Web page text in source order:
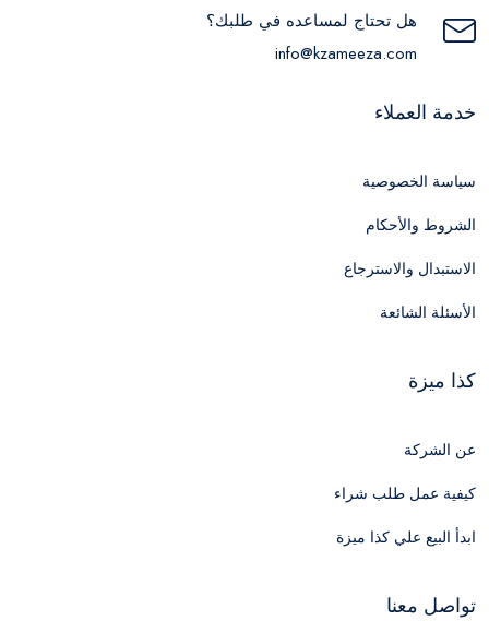
هل تحتاج لمساعده في طلبك؟
info@kzameeza.com
خدمة العملاء
سياسة الخصوصية
الشروط والأحكام
الاستبدال والاسترجاع
الأسئلة الشائعة
كذا ميزة
عن الشركة
كيفية عمل طلب شراء
ابدأ البيع علي كذا ميزة
تواصل معنا